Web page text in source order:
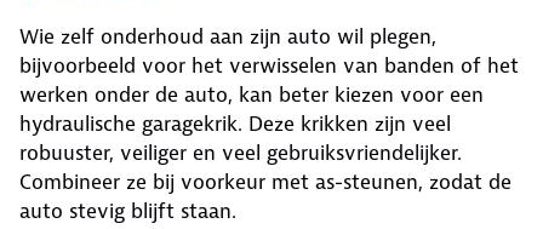
Wie zelf onderhoud aan zijn auto wil plegen,
bijvoorbeeld voor het verwisselen van banden of het
werken onder de auto, kan beter kiezen voor een
hydraulische garagekrik. Deze krikken zijn veel
robuuster, veiliger en veel gebruiksvriendelijker.
Combineer ze bij voorkeur met as-steunen, zodat de
auto stevig blijft staan.